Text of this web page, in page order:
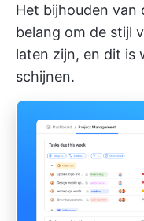
Het bijhouden van
belang om de stijl
laten zijn, en dit is
schijnen.